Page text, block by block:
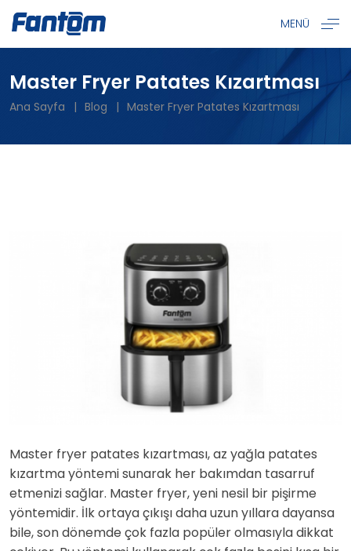
MENÜ
Master Fryer Patates Kızartması
Ana Sayfa Blog Master Fryer Patates Kızartması
Master fryer patates kızartması, az yağla patates
kızartma yöntemi sunarak her bakımdan tasarruf
etmenizi sağlar. Master fryer, yeni nesil bir pişirme
yöntemidir. İlk ortaya çıkışı daha uzun yıllara dayansa
bile, son dönemde çok fazla popüler olmasıyla dikkat